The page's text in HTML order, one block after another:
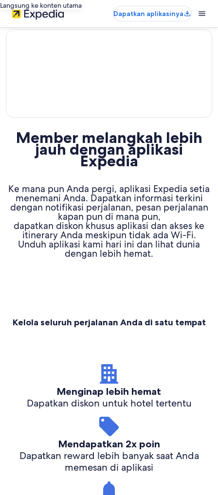
Langsung ke konten utama
Dapatkan aplikasinya
editorial
Member melangkah lebih
jauh dengan aplikasi
Expedia
Ke mana pun Anda pergi, aplikasi Expedia setia
menemani Anda. Dapatkan informasi terkini
dengan notifikasi perjalanan, pesan perjalanan
kapan pun di mana pun,
dapatkan diskon khusus aplikasi dan akses ke
itinerary Anda meskipun tidak ada Wi-Fi.
Unduh aplikasi kami hari ini dan lihat dunia
dengan lebih hemat.
Kelola seluruh perjalanan Anda di satu tempat
Menginap lebih hemat
Dapatkan diskon untuk hotel tertentu
Mendapatkan 2x poin
Dapatkan reward lebih banyak saat Anda
memesan di aplikasi